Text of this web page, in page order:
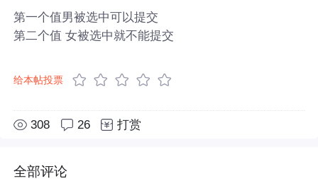
第一个值男被选中可以提交
第二个值 女被选中就不能提交
给本帖投票
308 26 打赏
全部评论